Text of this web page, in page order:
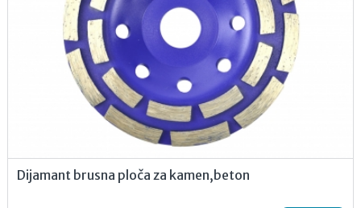
Dijamant brusna ploča za kamen,beton